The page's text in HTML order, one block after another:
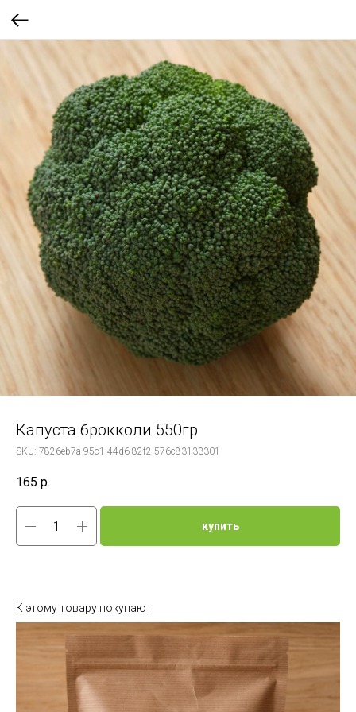
Капуста брокколи 550гр
SKU: 7826eb7a-95c1-44d6-82f2-576c83133301
165 р.
купить
К этому товару покупают